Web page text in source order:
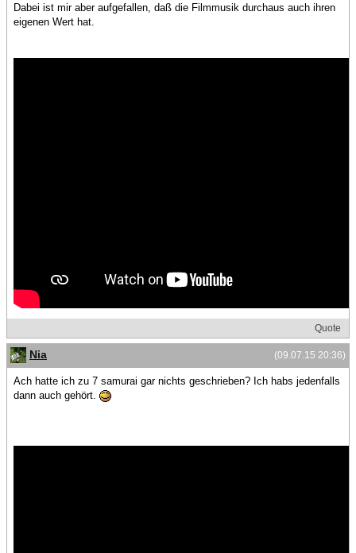
Dabei ist mir aber aufgefallen, daß die Filmmusik durchaus auch ihren
eigenen Wert hat.
Quote
(09.07.15 20:36)
Nia
Ach hatte ich zu 7 samurai gar nichts geschrieben? Ich habs jedenfalls
dann auch gehört.